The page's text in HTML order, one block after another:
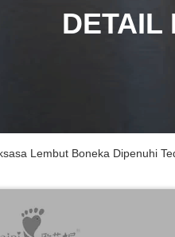
DETAIL
Lembut Boneka Dipenuhi